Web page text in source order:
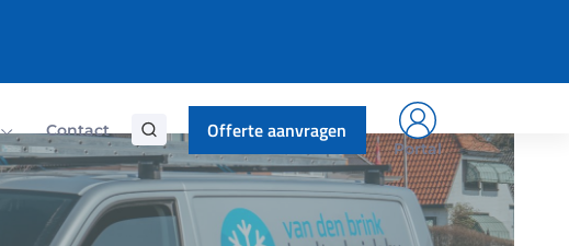
Contact Offerte aanvragen
Portal